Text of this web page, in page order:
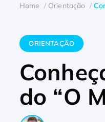
Home Orientação
ORIENTAÇÃO
do “O